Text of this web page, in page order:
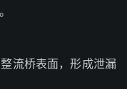
流桥表面，形成泄漏